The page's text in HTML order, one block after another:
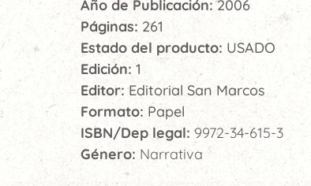
Año de Publicación:2006
Páginas: 261
Estado del producto: USADO
Edición: 1
Editor:Editorial San Marcos
Formato: Papel
ISBN/Dep legal:9972-34-615-3
Género: Narrativa